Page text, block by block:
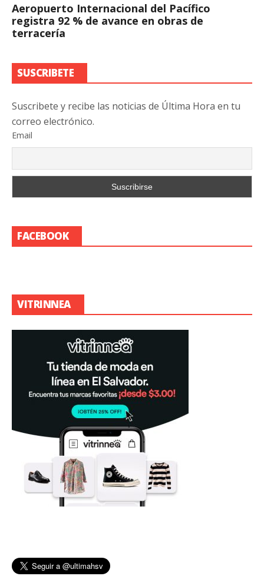
Aeropuerto Internacional del Pacífico
registra 92 % de avance en obras de
terracería
SUSCRIBETE
Suscribete y recibe las noticias de Última Hora en tu
correo electrónico.
Email
FACEBOOK
VITRINNEA